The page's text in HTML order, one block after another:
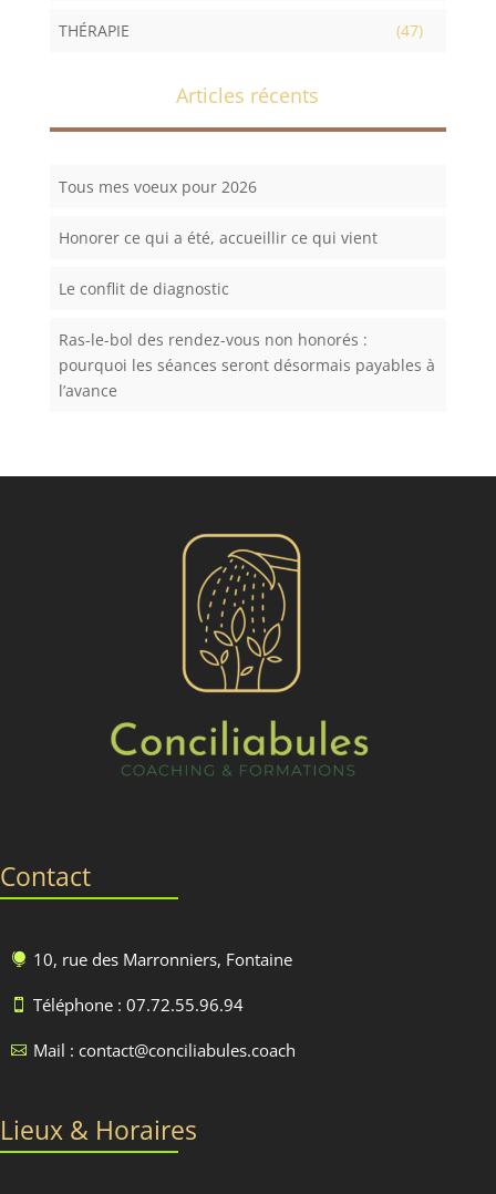
THÉRAPIE (47)
Articles récents
Tous mes voeux pour 2026
Honorer ce qui a été, accueillir ce qui vient
Le conflit de diagnostic
Ras-le-bol des rendez-vous non honorés :
pourquoi les séances seront désormais payables à
l’avance
Contact
 10, rue des Marronniers, Fontaine
 Téléphone : 07.72.55.96.94
 Mail : contact@conciliabules.coach
Lieux & Horaires